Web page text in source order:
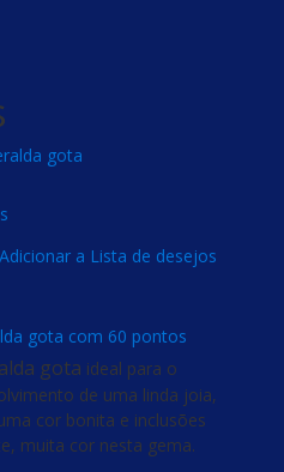
Adicionar a Lista de desejos
gota com 60 pontos
gota ideal para o
de uma linda joia,
cor bonita e inclusões
muita cor nesta gema.